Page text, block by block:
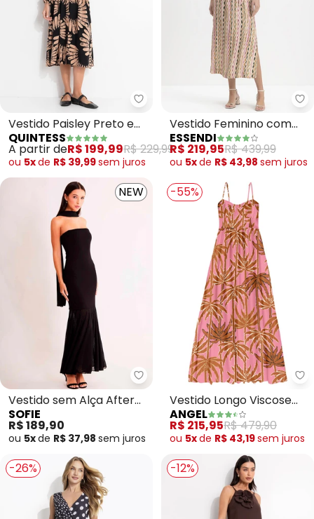
Quintess - Vestido Paisley
Vestido Paisley Preto em
Tecido Viscose Fluido
QUINTESS
A partir deR$ 199,99R$ 229,99
ou 5xde R$ 39,99sem juros
Vestido Feminino com
Fenda (Natural)
ESSENDI
R$ 219,95R$ 439,99
ou 5xde R$ 43,98 sem juros
NEW
Sofie - Vestido sem Alça After
Vestido sem Alça After
Dusk em Malha Bodycon
e Tul
SOFIE
R$ 189,90
ou 5xde R$ 37,98 sem juros
-55%
Vestido Longo Viscose
Estampada (Rosa)
ANGEL
R$ 215,95R$ 479,90
ou 5xde R$ 43,19sem juros
-26% -12%